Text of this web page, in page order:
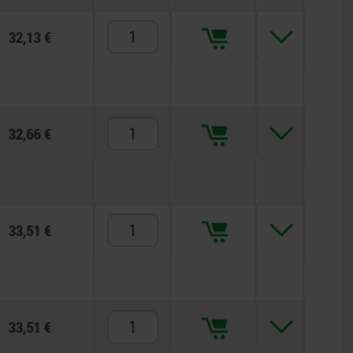
1032,13 €
1032,66 €
11,233,51 €
11,233,51 €